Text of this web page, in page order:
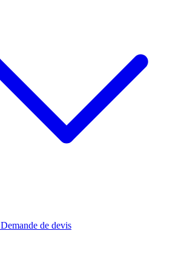
Demande de devis